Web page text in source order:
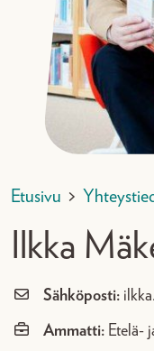
Etusivu >
Ilkka
Sähköposti:
Ammatti: Etelä-